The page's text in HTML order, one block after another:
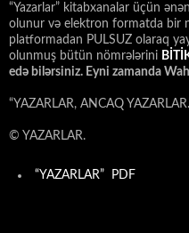
“Yazarlar” kitabxanalar üçün
olunur və elektron formatda bir
platformadan PULSUZ olaraq
olunmuş bütün nömrələrini
edə bilərsiniz. Eyni zamanda
“YAZARLAR, ANCAQ
© YAZARLAR.
“YAZARLAR” PDF